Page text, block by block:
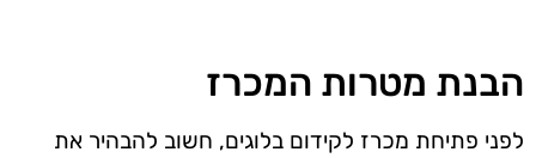
הבנת מטרות המכרז
לפני פתיחת מכרז לקידום בלוגים, חשוב להבהיר את